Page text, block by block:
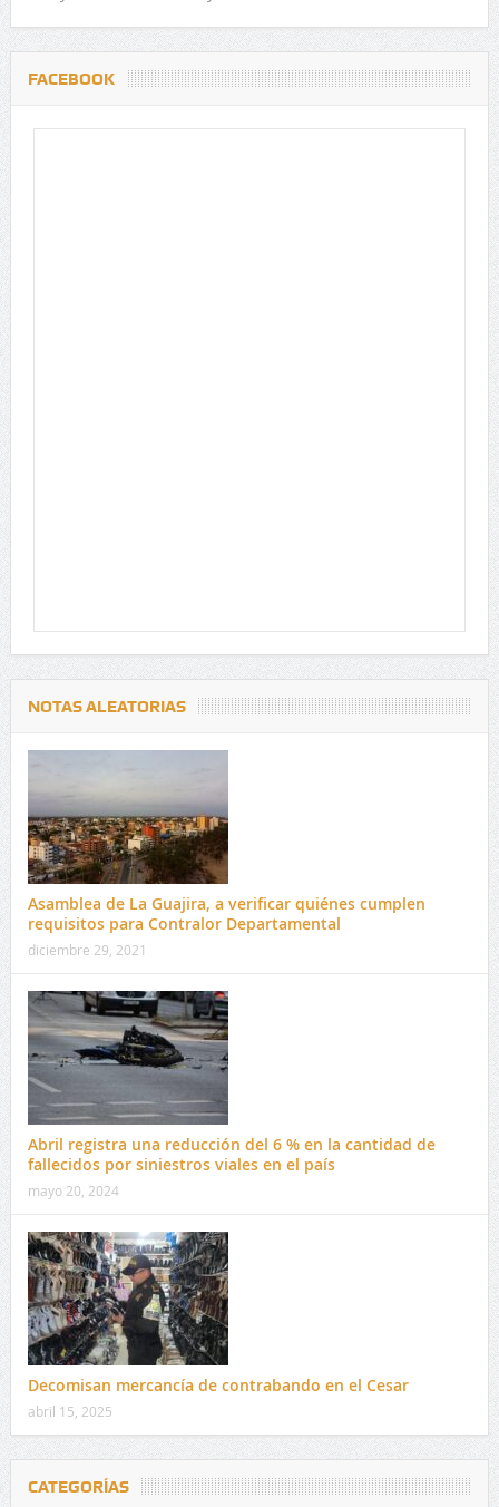
FACEBOOK
NOTAS ALEATORIAS
Asamblea de La Guajira, a verificar quiénes cumplen
requisitos para Contralor Departamental
diciembre 29, 2021
Abril registra una reducción del 6 % en la cantidad de
fallecidos por siniestros viales en el país
mayo 20, 2024
Decomisan mercancía de contrabando en el Cesar
abril 15, 2025
CATEGORÍAS